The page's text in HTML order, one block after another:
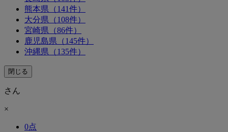
熊本県（141件）
大分県（108件）
宮崎県（86件）
鹿児島県（145件）
沖縄県（135件）
閉じる
さん
×
0点